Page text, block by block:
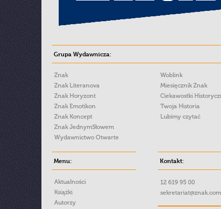
Grupa Wydawnicza:
Znak
Znak Literanova
Znak Horyzont
Znak Emotikon
Znak Koncept
Znak JednymSłowem
Wydawnictwo Otwarte
Woblink
Miesięcznik Znak
Ciekawostki
Twoja Historia
Lubimy czytać
Menu:
Aktualności
Książki
Autorzy
Kontakt:
12 619 95 00